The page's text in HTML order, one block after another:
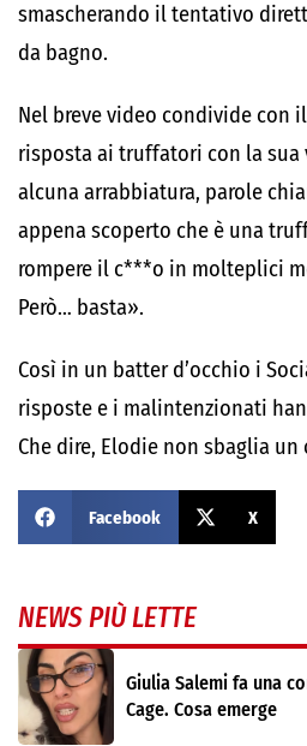
smascherando il tentativo
da bagno.
Nel breve video condivide con
risposta ai truffatori con la sua
alcuna arrabbiatura, parole
appena scoperto che è una
rompere il c***o in molteplici
Però… basta».
Così in un batter d’occhio i
risposte e i malintenzionati
Che dire, Elodie non sbaglia un
Facebook X
NEWS PIÙ LETTE
Giulia Salemi fa una
Cage. Cosa emerge